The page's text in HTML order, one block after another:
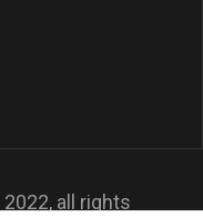
2022, all rights